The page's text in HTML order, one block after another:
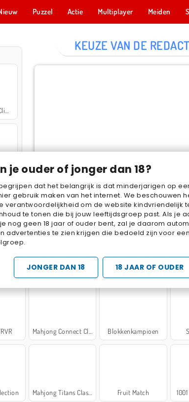
je ouder of jonger dan 18?
dat het belangrijk is dat minderjarigen op
gebruik maken van het internet. We beschouwen
verantwoordelijkheid om de website kindvriendelijk
te tonen die bij jouw leeftijdsgroep past. Als je
nog geen 18 jaar of ouder bent, zal je daarom
advertenties te zien krijgen die bedoeld zijn voor
JONGER DAN 18 18 JAAR OF OUDER
Puzzel Actie Multiplayer Meiden
KEUZE VAN DE
Cake Merge 2
Cake Merge 2
SPELLETJES
Mahjong Connect Classic Blokkenkampioen
Fruit Match